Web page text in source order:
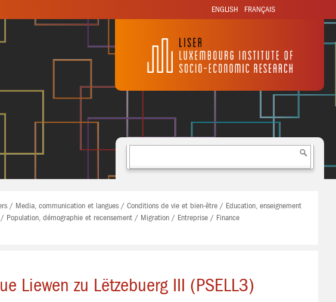
ENGLISH FRANÇAIS
/ Media, communication et langues / Conditions de vie et bien-être / Education, enseignement
démographie et recensement / Migration / Entreprise / Finance
Liewen zu Lëtzebuerg III (PSELL3)